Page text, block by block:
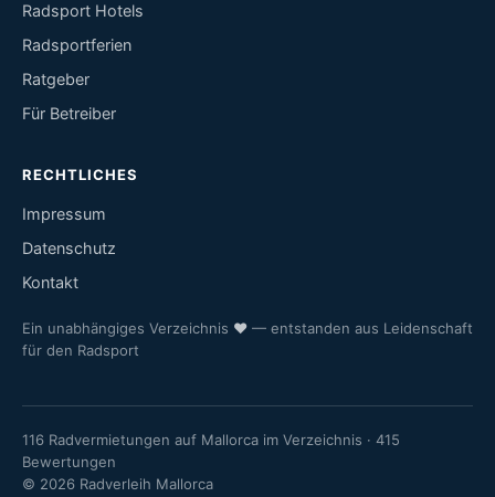
Radsport Hotels
Radsportferien
Ratgeber
Für Betreiber
RECHTLICHES
Impressum
Datenschutz
Kontakt
Ein unabhängiges Verzeichnis ♥ — entstanden aus Leidenschaft
für den Radsport
116 Radvermietungen auf Mallorca im Verzeichnis · 415
Bewertungen
© 2026 Radverleih Mallorca